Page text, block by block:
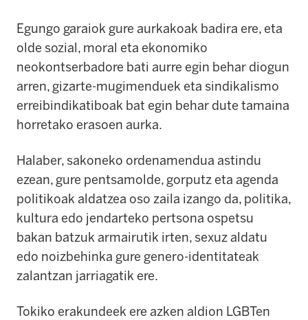
Egungo garaiok gure aurkakoak badira ere, eta
olde sozial, moral eta ekonomiko
neokontserbadore bati aurre egin behar diogun
arren, gizarte-mugimenduek eta sindikalismo
erreibindikatiboak bat egin behar dute tamaina
horretako erasoen aurka.
Halaber, sakoneko ordenamendua astindu
ezean, gure pentsamolde, gorputz eta agenda
politikoak aldatzea oso zaila izango da, politika,
kultura edo jendarteko pertsona ospetsu
bakan batzuk armairutik irten, sexuz aldatu
edo noizbehinka gure genero-identitateak
zalantzan jarriagatik ere.
Tokiko erakundeek ere azken aldion LGBTen